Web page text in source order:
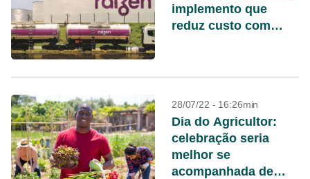
implemento que
reduz custo com
28/07/22 - 16:26min
Dia do Agricultor:
celebração seria
melhor se
acompanhada de